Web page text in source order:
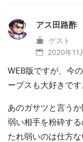
アス田路酢
ゲスト
2020年11
WEB版ですが、今
ープスも大好きです
あのガサツと言う
弱い相手を粉砕す
たれ弱いのは仕方な